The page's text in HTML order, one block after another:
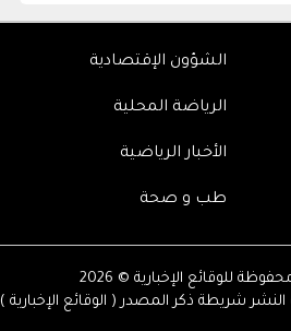
الشؤون الإقتصادية
الرياضة المحلية
الأخبار الرياضية
طب و صحة
للوقائع الإخبارية © 2026
شريطة ذكر المصدر ( الوقائع الإخبارية )